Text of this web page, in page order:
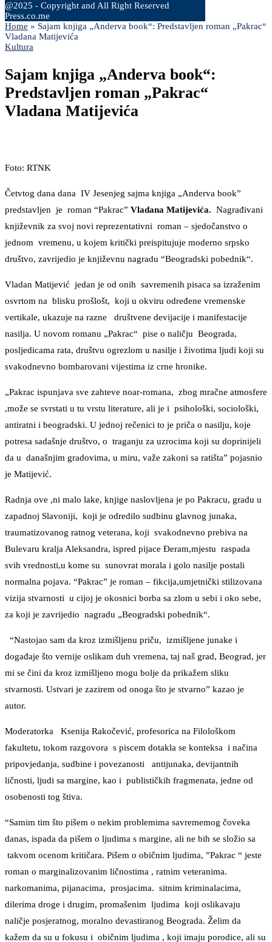
@2025 - Copyright and All Right Reserved
Press.co.me
Home » Sajam knjiga „Anderva book“: Predstavljen roman „Pakrac“
Vladana Matijevića
Kultura
Sajam knjiga „Anderva book“:
Predstavljen roman „Pakrac“
Vladana Matijevića
Foto: RTNK
Četvtog dana dana IV Jesenjeg sajma knjiga „Anderva book”
predstavljen je roman “Pakrac” Vladana Matijevića. Nagrađivani
književnik za svoj novi reprezentativni roman – sjedočanstvo o
jednom vremenu, u kojem kritički preispitujuje moderno srpsko
društvo, zavrijedio je književnu nagradu “Beogradski pobednik“.
Vladan Matijević jedan je od onih savremenih pisaca sa izraženim
osvrtom na blisku prošlošt, koji u okviru određene vremenske
vertikale, ukazuje na razne društvene devijacije i manifestacije
nasilja. U novom romanu „Pakrac“ pise o naličju Beograda,
posljedicama rata, društvu ogrezlom u nasilje i životima ljudi koji su
svakodnevno bombarovani vijestima iz crne hronike.
„Pakrac ispunjava sve zahteve noar-romana, zbog mračne atmosfere
,može se svrstati u tu vrstu literature, ali je i psihološki, sociološki,
antiratni i beogradski. U jednoj rečenici to je priča o nasilju, koje
potresa sadašnje društvo, o traganju za uzrocima koji su doprinijeli
da u današnjim gradovima, u miru, važe zakoni sa ratišta” pojasnio
je Matijević.
Radnja ove ,ni malo lake, knjige naslovljena je po Pakracu, gradu u
zapadnoj Slavoniji, koji je odredilo sudbinu glavnog junaka,
traumatizovanog ratnog veterana, koji svakodnevno prebiva na
Bulevaru kralja Aleksandra, ispred pijace Đeram,mjestu raspada
svih vrednosti,u kome su sunovrat morala i golo nasilje postali
normalna pojava. “Pakrac” je roman – fikcija,umjetnički stilizovana
vizija stvarnosti u cijoj je okosnici borba sa zlom u sebi i oko sebe,
za koji je zavrijedio nagradu „Beogradski pobednik“.
“Nastojao sam da kroz izmišljenu priču, izmišljene junake i
događaje što vernije oslikam duh vremena, taj naš grad, Beograd, jer
mi se čini da kroz izmišljeno mogu bolje da prikažem sliku
stvarnosti. Ustvari je zazirem od onoga što je stvarno” kazao je
autor.
Moderatorka Ksenija Rakočević, profesorica na Filološkom
fakultetu, tokom razgovora s piscem dotakla se konteksa i načina
pripovjedanja, sudbine i povezanosti antijunaka, devijantnih
ličnosti, ljudi sa margine, kao i publističkih fragmenata, jedne od
osobenosti tog štiva.
“Samim tim što pišem o nekim problemima savrememog čoveka
danas, ispada da pišem o ljudima s margine, ali ne bih se složio sa
takvom ocenom kritičara. Pišem o običnim ljudima, ”Pakrac “ jeste
roman o marginalizovanim ličnostima , ratnim veteranima.
narkomanima, pijanacima, prosjacima. sitnim kriminalacima,
dilerima droge i drugim, promašenim ljudima koji oslikavaju
naličje posjeratnog, moralno devastiranog Beograda. Želim da
kažem da su u fokusu i običnim ljudima , koji imaju porodice, ali su